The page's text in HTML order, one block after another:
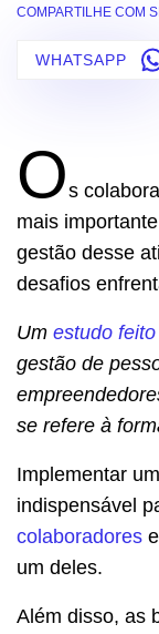
COMPARTILHE COM
WHATSAPP
Os
mais
gestão desse
desafios
Um estudo
gestão de
se refere à
Implementar
indispensável
colaboradores
um deles.
Além disso, as